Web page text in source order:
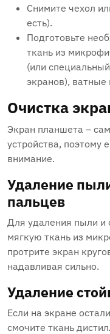
Снимите чехол
есть).
Подготовьте
ткань из
(или
экранов), ватные
Очистка
Экран планшета –
устройства, поэтому
внимание.
Удаление
пальцев
Для удаления пыли и
мягкую ткань из
протрите экран
надавливая сильно.
Удаление
Если на экране
смочите ткань